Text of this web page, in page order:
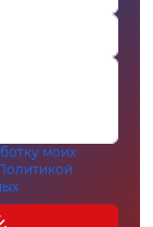
моих